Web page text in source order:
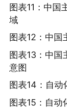
图表11：中国
域
图表12：中国
图表13：中国
意图
图表14：自动
图表15：自动